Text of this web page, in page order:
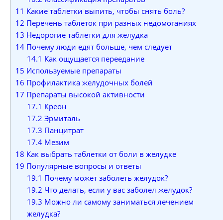
11 Какие таблетки выпить, чтобы снять боль?
12 Перечень таблеток при разных недомоганиях
13 Недорогие таблетки для желудка
14 Почему люди едят больше, чем следует
14.1 Как ощущается переедание
15 Используемые препараты
16 Профилактика желудочных болей
17 Препараты высокой активности
17.1 Креон
17.2 Эрмиталь
17.3 Панцитрат
17.4Мезим
18 Как выбрать таблетки от боли в желудке
19 Популярные вопросы и ответы
19.1 Почему может заболеть желудок?
19.2 Что делать, если у вас заболел желудок?
19.3 Можно ли самому заниматься лечением
желудка?